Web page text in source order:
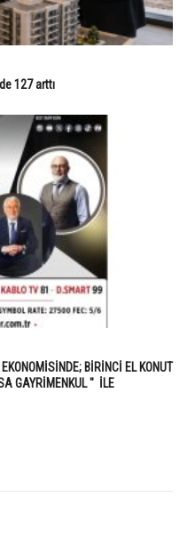
127 arttı
BİRİNCİ EL KONUT
GAYRİMENKUL " İLE